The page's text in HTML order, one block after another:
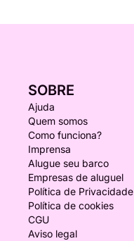
SOBRE
Ajuda
Quem somos
Como funciona?
Imprensa
Alugue seu barco
Empresas de aluguel
Política de Privacidade
Política de cookies
CGU
Aviso legal